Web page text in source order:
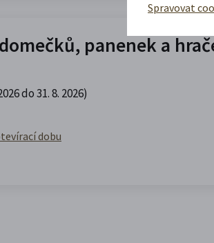
panenek a
do 31. 8. 2026)
dobu
Spravovat